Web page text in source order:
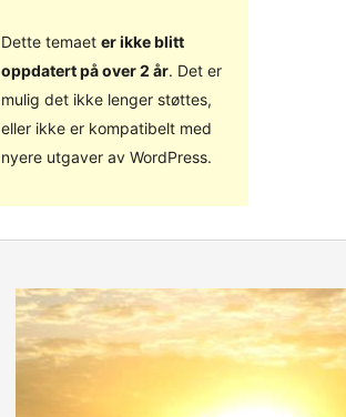
Dette temaet er ikke blitt
oppdatert på over 2 år. Det er
mulig det ikke lenger støttes,
eller ikke er kompatibelt med
nyere utgaver av WordPress.